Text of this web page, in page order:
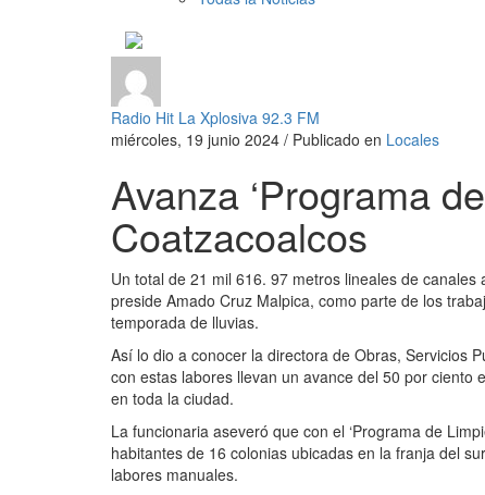
Radio Hit La Xplosiva 92.3 FM
miércoles, 19 junio 2024 / Publicado en Locales
Avanza ‘Programa
Coatzacoalcos
Un total de 21 mil 616. 97 metros lineales de
preside Amado Cruz Malpica, como parte de los
temporada de lluvias.
Así lo dio a conocer la directora de Obras, Servicios
con estas labores llevan un avance del 50 por
en toda la ciudad.
La funcionaria aseveró que con el ‘Programa de
habitantes de 16 colonias ubicadas en la franja del
labores manuales.